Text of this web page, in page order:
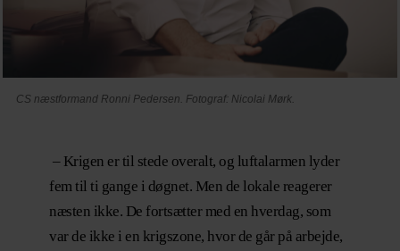
CS næstformand Ronni Pedersen. Fotograf: Nicolai Mørk.
– Krigen er til stede overalt, og luftalarmen lyder
fem til ti gange i døgnet. Men de lokale reagerer
næsten ikke. De fortsætter med en hverdag, som
var de ikke i en krigszone, hvor de går på arbejde,